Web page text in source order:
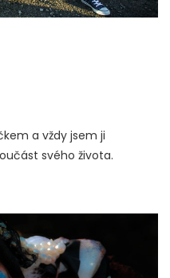
a vždy jsem ji
svého života.